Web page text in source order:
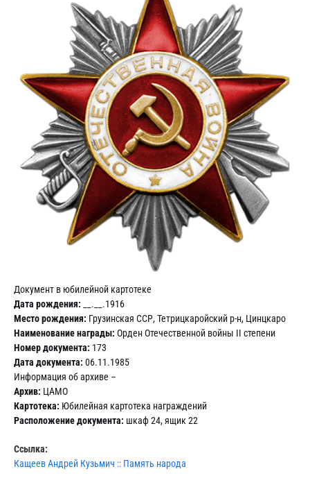
Документ в юбилейной картотеке
Дата рождения: __.__.1916
Место рождения: Грузинская ССР, Тетрицкаройский р-н, Цинцкаро
Наименование награды: Орден Отечественной войны II степени
Номер документа: 173
Дата документа: 06.11.1985
Информация об архиве –
Архив: ЦАМО
Картотека: Юбилейная картотека награждений
Расположение документа: шкаф 24, ящик 22
Ссылка:
Кащеев Андрей Кузьмич :: Память народа